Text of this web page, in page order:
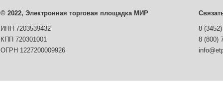
© 2022, Электронная торговая площадка МИР
ИНН 7203539432
8
КПП 720301001
8 (800)
ОГРН 1227200009926